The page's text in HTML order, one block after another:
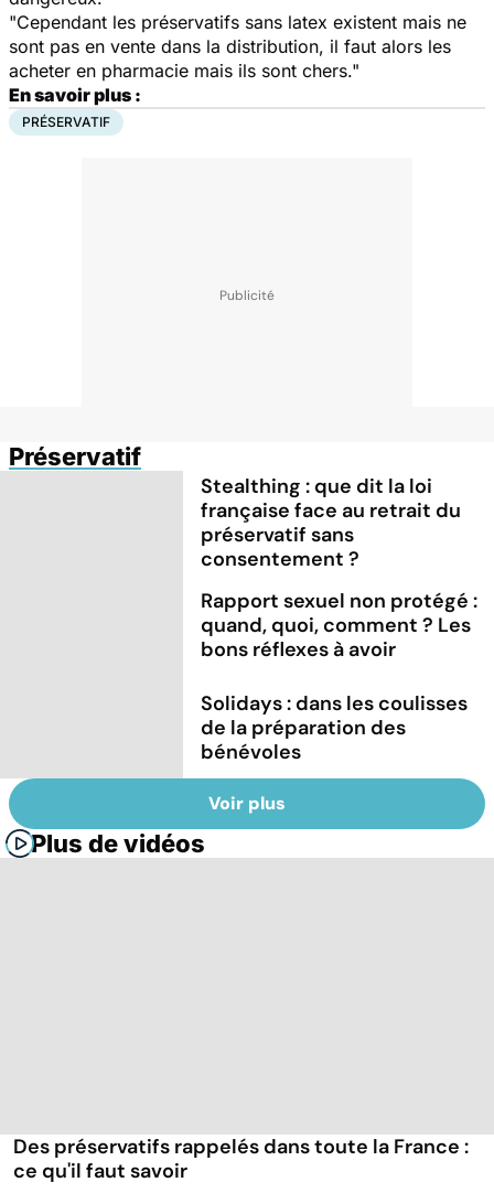
"Cependant les préservatifs sans latex existent mais ne
sont pas en vente dans la distribution, il faut alors les
acheter en pharmacie mais ils sont chers."
En savoir plus :
PRÉSERVATIF
Préservatif
Stealthing : que dit la loi
française face au retrait du
préservatif sans
consentement ?
Rapport sexuel non protégé :
quand, quoi, comment ? Les
bons réflexes à avoir
Solidays : dans les coulisses
de la préparation des
bénévoles
Voir plus
Plus de vidéos
Des préservatifs rappelés dans toute la France :
ce qu'il faut savoir